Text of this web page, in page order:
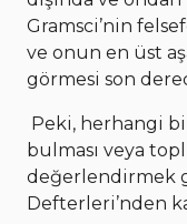
Gramsci’nin
ve onun en üst
görmesi son
Peki, herhangi
bulması veya
değerlendirmek
Defterleri’nden